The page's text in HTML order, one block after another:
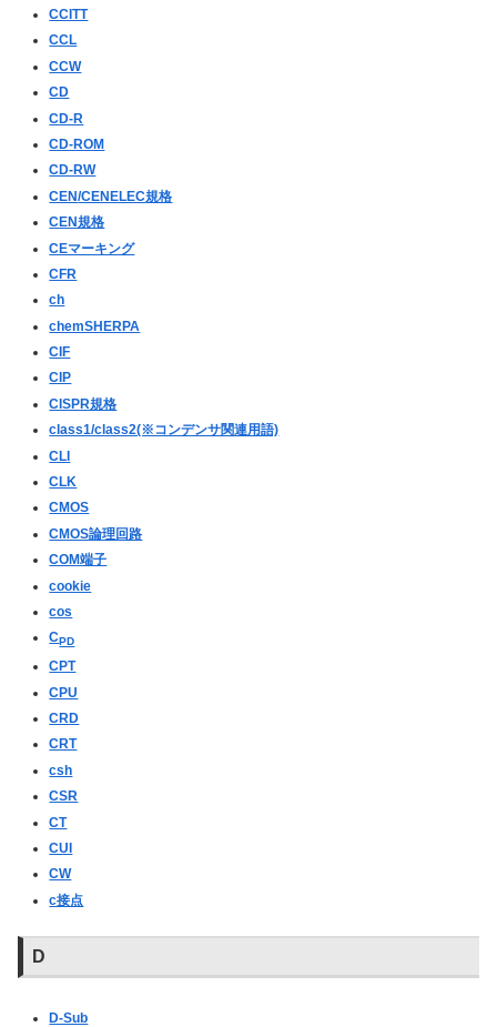
CCITT
CCL
CCW
CD
CD-R
CD-ROM
CD-RW
CEN/CENELEC規格
CEN規格
CEマーキング
CFR
ch
chemSHERPA
CIF
CIP
CISPR規格
class1/class2(※コンデンサ関連用語)
CLI
CLK
CMOS
CMOS論理回路
COM端子
cookie
cos
CPD
CPT
CPU
CRD
CRT
csh
CSR
CT
CUI
CW
c接点
D
D-Sub